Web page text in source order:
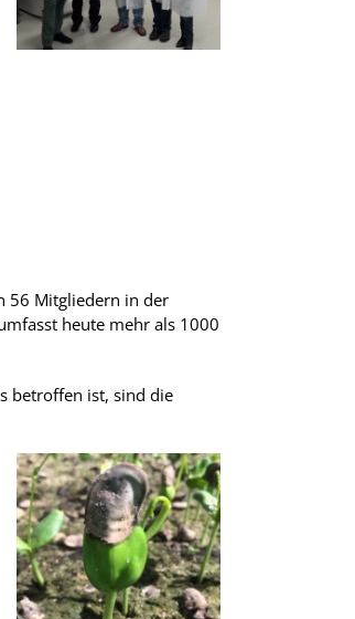
56 Mitgliedern in der
heute mehr als 1000
betroffen ist, sind die